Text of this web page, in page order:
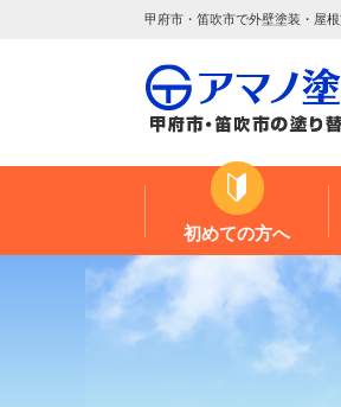
甲府市・笛吹市で外壁塗装・屋
初めての方へ